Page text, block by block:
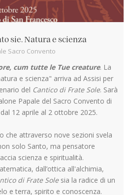
sie. Natura e scienza
Sacro Convento
cum tutte le Tue creature. La
e scienza" arriva ad Assisi per
del Cantico di Frate Sole. Sarà
Papale del Sacro Convento di
dal 12 aprile al 2 ottobre 2025.
che attraverso nove sezioni svela
solo Santo, ma pensatore
scienza e spiritualità.
dall’ottica all'alchimia,
di Frate Solesia la radice di un
e terra, spirito e conoscenza.